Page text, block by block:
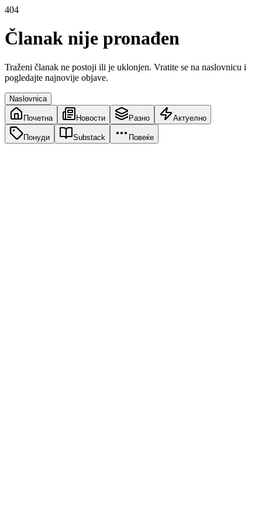
404
Članak nije pronađen
Traženi članak ne postoji ili je uklonjen. Vratite se na naslovnicu i
pogledajte najnovije objave.
Naslovnica
Почетна Новости Разно Актуелно
Понуди Substack Повеќе